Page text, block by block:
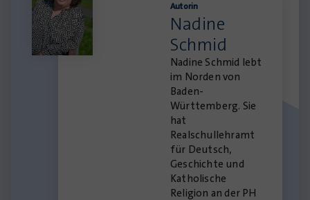
Autorin
Nadine
Schmid
Nadine Schmid lebt
im Norden von
Baden-
Württemberg. Sie
hat
Realschullehramt
für Deutsch,
Geschichte und
Katholische
Religion an der PH